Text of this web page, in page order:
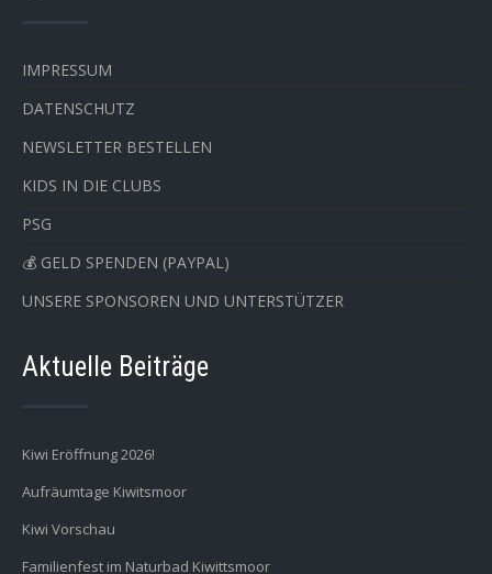
IMPRESSUM
DATENSCHUTZ
NEWSLETTER BESTELLEN
KIDS IN DIE CLUBS
PSG
💰 GELD SPENDEN (PAYPAL)
UNSERE SPONSOREN UND UNTERSTÜTZER
Aktuelle Beiträge
Kiwi Eröffnung 2026!
Aufräumtage Kiwitsmoor
Kiwi Vorschau
Familienfest im Naturbad Kiwittsmoor